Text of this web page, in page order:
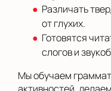
Различать
от глухих.
Готовятся
слогов и
Мы обучаем